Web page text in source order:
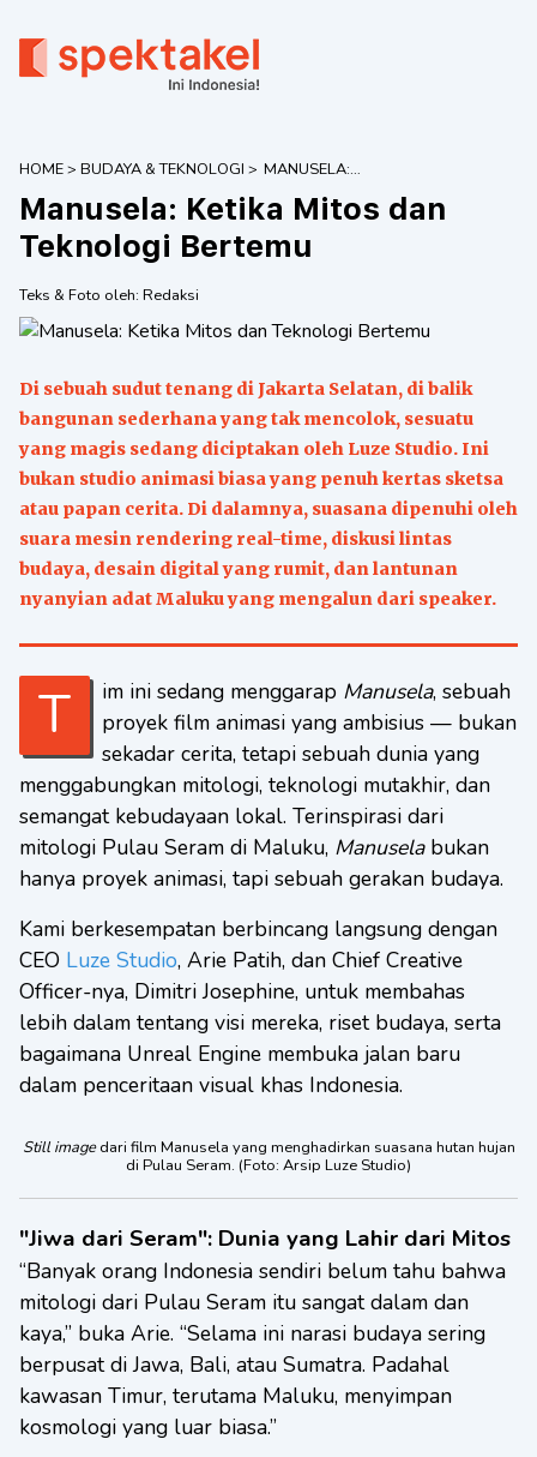
HOME> BUDAYA & TEKNOLOGI > MANUSELA:
KETIKA MITOS
DAN TEKNOLOGI
BERTEMU
Manusela: Ketika Mitos dan
Teknologi Bertemu
Teks & Foto oleh: Redaksi
Di sebuah sudut tenang di Jakarta Selatan, di balik
bangunan sederhana yang tak mencolok, sesuatu
yang magis sedang diciptakan oleh Luze Studio. Ini
bukan studio animasi biasa yang penuh kertas sketsa
atau papan cerita. Di dalamnya, suasana dipenuhi oleh
suara mesin rendering real-time, diskusi lintas
budaya, desain digital yang rumit, dan lantunan
nyanyian adat Maluku yang mengalun dari speaker.
Tim ini sedang menggarap Manusela, sebuah
proyek film animasi yang ambisius — bukan
sekadar cerita, tetapi sebuah dunia yang
menggabungkan mitologi, teknologi mutakhir, dan
semangat kebudayaan lokal. Terinspirasi dari
mitologi Pulau Seram di Maluku, Manuselabukan
hanya proyek animasi, tapi sebuah gerakan budaya.
Kami berkesempatan berbincang langsung dengan
CEO Luze Studio, Arie Patih, dan Chief Creative
Officer-nya, Dimitri Josephine, untuk membahas
lebih dalam tentang visi mereka, riset budaya, serta
bagaimana Unreal Engine membuka jalan baru
dalam penceritaan visual khas Indonesia.
Still imagedari film Manusela yang menghadirkan suasana hutan hujan
di Pulau Seram. (Foto: Arsip Luze Studio)
"Jiwa dari Seram": Dunia yang Lahir dari Mitos
“Banyak orang Indonesia sendiri belum tahu bahwa
mitologi dari Pulau Seram itu sangat dalam dan
kaya,” buka Arie. “Selama ini narasi budaya sering
berpusat di Jawa, Bali, atau Sumatra. Padahal
kawasan Timur, terutama Maluku, menyimpan
kosmologi yang luar biasa.”